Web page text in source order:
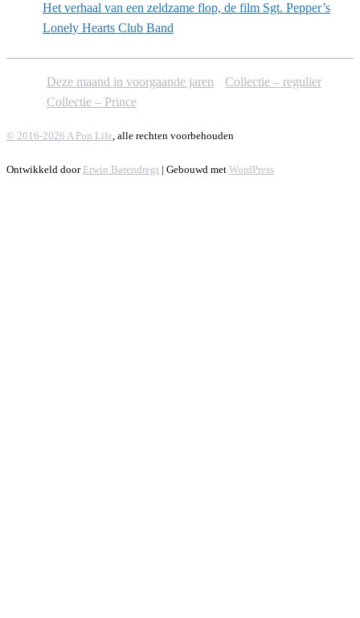
Het verhaal van een zeldzame flop, de film Sgt. Pepper’s
Lonely Hearts Club Band
Deze maand in voorgaande jaren
Collectie – regulier
Collectie – Prince
© 2016-2026 A Pop Life, alle rechten voorbehouden
Ontwikkeld door Erwin Barendregt | Gebouwd met WordPress